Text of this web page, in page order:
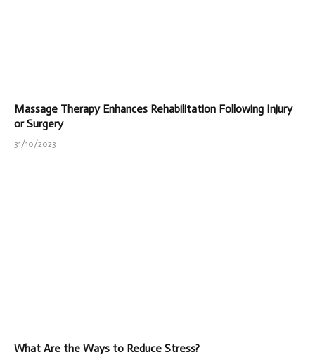
Massage Therapy Enhances Rehabilitation Following Injury
or Surgery
31/10/2023
What Are the Ways to Reduce Stress?